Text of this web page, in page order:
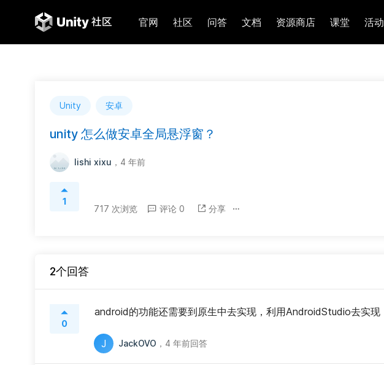
官网 社区 问答 文档 资源商店 课堂 活动
Unity 安卓
unity 怎么做安卓全局悬浮窗？
lishi xixu ，4 年前
1
717 次浏览 评论 0 分享
2个回答
0
android的功能还需要到原生中去实现，利用AndroidStudio去实现
J JackOVO ， 4 年前回答